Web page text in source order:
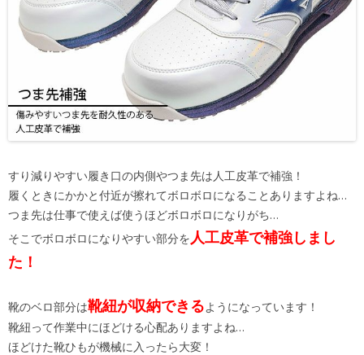
すり減りやすい履き口の内側やつま先は人工皮革で補強！
履くときにかかと付近が擦れてボロボロになることありますよね…
つま先は仕事で使えば使うほどボロボロになりがち…
そこでボロボロになりやすい部分を 人工皮革で補強しまし
た！
靴のベロ部分は靴紐が収納できるようになっています！
靴紐って作業中にほどける心配ありますよね…
ほどけた靴ひもが機械に入ったら大変！